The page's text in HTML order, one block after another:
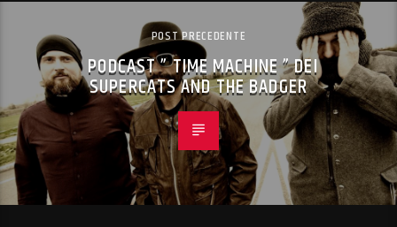
POST PRECEDENTE
PODCAST ” TIME MACHINE ” DEI
SUPERCATS AND THE BADGER